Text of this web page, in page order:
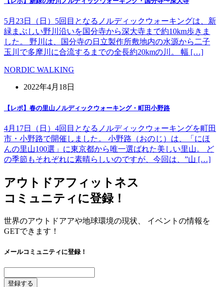
5月23日（日）5回目となるノルディックウォーキングは、新
緑まぶしい野川沿いを国分寺から深大寺まで約10km歩きま
した。 野川は、国分寺の日立製作所敷地内の水源から二子
玉川で多摩川に合流するまでの全長約20kmの川。 幅 […]
NORDIC WALKING
2022年4月18日
【レポ】春の里山ノルディックウォーキング・町田小野路
4月17日（日）4回目となるノルディックウォーキングを町田
市・小野路で開催しました。 小野路（おのじ）は、「にほ
んの里山100選」に東京都から唯一選ばれた美しい里山。 ど
の季節もそれぞれに素晴らしいのですが、今回は、”山 […]
アウトドアフィットネス
コミュニティに登録！
世界のアウトドアアや地球環境の現状、 イベントの情報を
GETできます！
メールコミュニティに登録！